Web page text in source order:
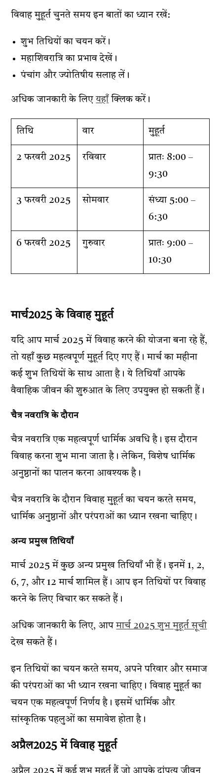
विवाह मुहूर्त चुनते समय इन बातों का ध्यान रखें:
शुभ तिथियों का चयन करें।
महाशिवरात्रि का प्रभाव देखें।
पंचांग और ज्योतिषीय सलाह लें।
अधिक जानकारी के लिएयहाँक्लिक करें।
तिथि वार मुहूर्त
2 फरवरी 2025 रविवार
प्रातः 8:00 –
9:30
3 फरवरी 2025 सोमवार
संध्या 5:00 –
6:30
6 फरवरी 2025 गुरुवार
प्रातः 9:00 –
10:30
मार्च2025 के विवाह मुहूर्त
यदि आप मार्च 2025 में विवाह करने की योजना बना रहे हैं,
तो यहाँ कुछ महत्वपूर्ण मुहूर्त दिए गए हैं। मार्च का महीना
कई शुभ तिथियों के साथ आता है। ये तिथियाँ आपके
वैवाहिक जीवन की शुरुआत के लिए उपयुक्त हो सकती हैं।
चैत्र नवरात्रि के दौरान
चैत्र नवरात्रि एक महत्वपूर्ण धार्मिक अवधि है। इस दौरान
विवाह करना शुभ माना जाता है। लेकिन, विशेष धार्मिक
अनुष्ठानों का पालन करना आवश्यक है।
चैत्र नवरात्रि के दौरान विवाह मुहूर्त का चयन करते समय,
धार्मिक अनुष्ठानों और परंपराओं का ध्यान रखना चाहिए।
अन्य प्रमुख तिथियाँ
मार्च 2025 में कुछ अन्य प्रमुख तिथियाँ भी हैं। इनमें 1, 2,
6, 7, और 12 मार्च शामिल हैं। आप इन तिथियों पर विवाह
करने के लिए विचार कर सकते हैं।
अधिक जानकारी के लिए, आपमार्च 2025 शुभ मुहूर्त सूची
देख सकते हैं।
इन तिथियों का चयन करते समय, अपने परिवार और समाज
की परंपराओं का भी ध्यान रखना चाहिए। विवाह मुहूर्त का
चयन एक महत्वपूर्ण निर्णय है। इसमें धार्मिक और
सांस्कृतिक पहलुओं का समावेश होता है।
अप्रैल2025 में विवाह मुहूर्त